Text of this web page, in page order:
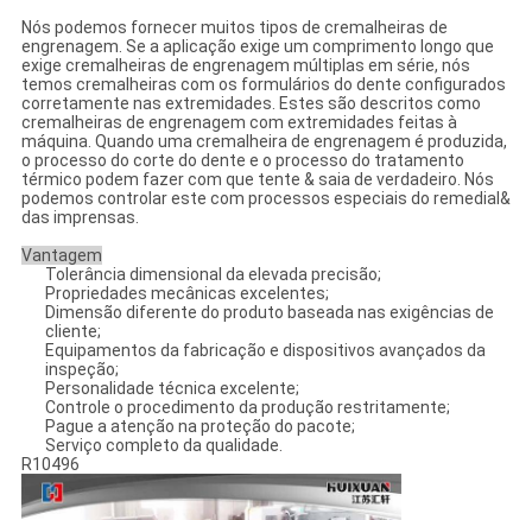
Nós podemos fornecer muitos tipos de cremalheiras de
engrenagem. Se a aplicação exige um comprimento longo que
exige cremalheiras de engrenagem múltiplas em série, nós
temos cremalheiras com os formulários do dente configurados
corretamente nas extremidades. Estes são descritos como
cremalheiras de engrenagem com extremidades feitas à
máquina. Quando uma cremalheira de engrenagem é produzida,
o processo do corte do dente e o processo do tratamento
térmico podem fazer com que tente & saia de verdadeiro. Nós
podemos controlar este com processos especiais do remedial&
das imprensas.
Vantagem
Tolerância dimensional da elevada precisão;
Propriedades mecânicas excelentes;
Dimensão diferente do produto baseada nas exigências de
cliente;
Equipamentos da fabricação e dispositivos avançados da
inspeção;
Personalidade técnica excelente;
Controle o procedimento da produção restritamente;
Pague a atenção na proteção do pacote;
Serviço completo da qualidade.
R10496